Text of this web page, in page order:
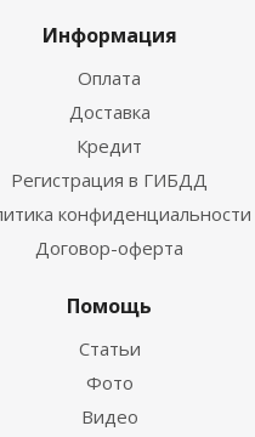
Информация
Оплата
Доставка
Кредит
Регистрация в ГИБДД
конфиденциальности
Договор-оферта
Помощь
Статьи
Фото
Видео